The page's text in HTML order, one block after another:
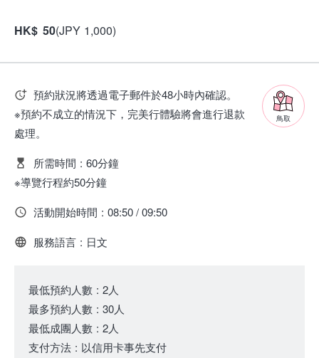
HK$ 50(JPY 1,000)
鳥取
預約狀況將透過電子郵件於48小時內確認。
※預約不成立的情況下，完美行體驗將會進行退款
處理。
所需時間 : 60分鐘
※導覽行程約50分鐘
活動開始時間 : 08:50 / 09:50
服務語言 : 日文
最低預約人數 : 2人
最多預約人數 : 30人
最低成團人數 : 2人
支付方法 : 以信用卡事先支付